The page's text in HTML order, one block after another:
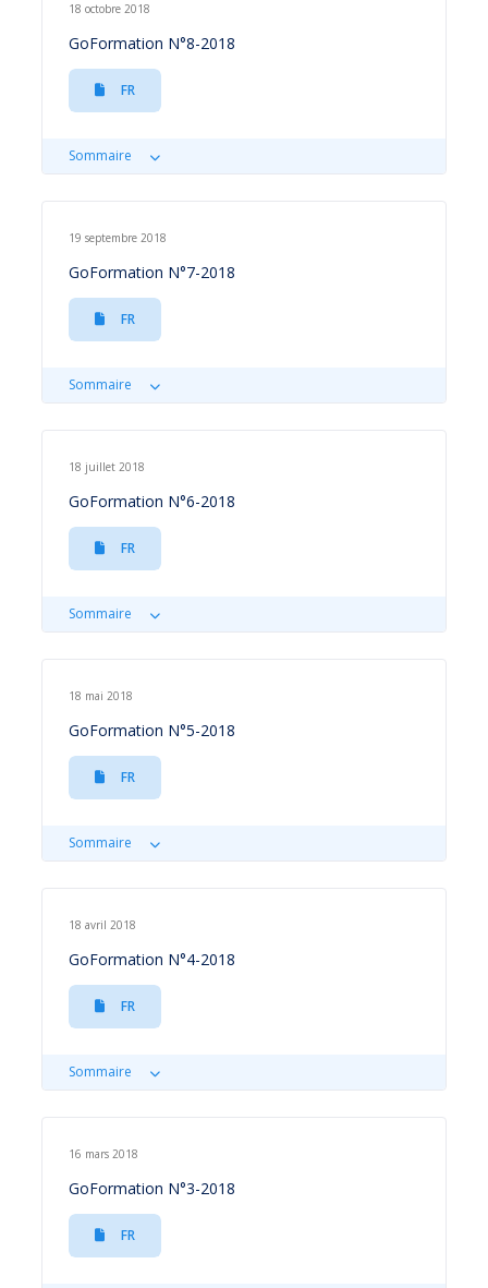
18 octobre 2018
GoFormation N°8-2018
FR
Sommaire
19 septembre 2018
GoFormation N°7-2018
FR
Sommaire
18 juillet 2018
GoFormation N°6-2018
FR
Sommaire
18 mai 2018
GoFormation N°5-2018
FR
Sommaire
18 avril 2018
GoFormation N°4-2018
FR
Sommaire
16 mars 2018
GoFormation N°3-2018
FR